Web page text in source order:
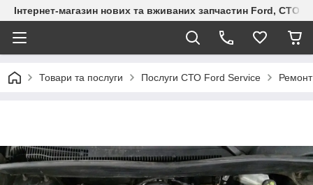
Інтернет-магазин нових та вживаних запчастин Ford, СТО
Товари та послуги Послуги СТО Ford Service Ремонт